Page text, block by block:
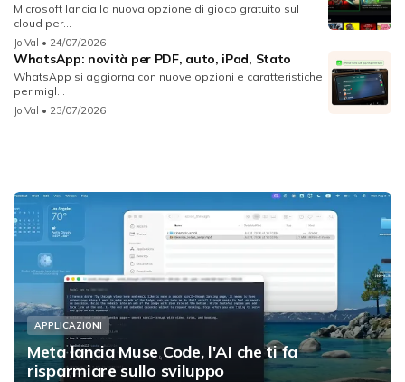
Microsoft lancia la nuova opzione di gioco gratuito sul
cloud per...
Jo Val • 24/07/2026
WhatsApp: novità per PDF, auto, iPad, Stato
WhatsApp si aggiorna con nuove opzioni e caratteristiche
per migl...
Jo Val • 23/07/2026
APPLICAZIONI
Meta lancia Muse Code, l'AI che ti fa
risparmiare sullo sviluppo